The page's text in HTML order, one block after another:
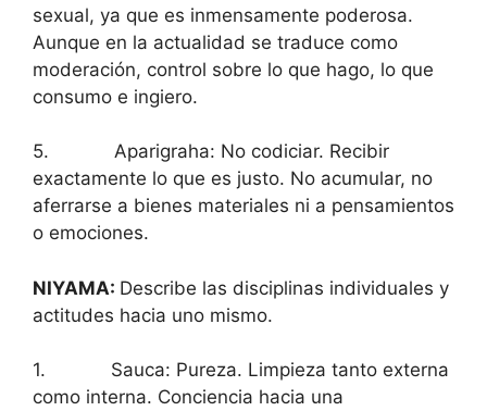
sexual, ya que es inmensamente poderosa.
Aunque en la actualidad se traduce como
moderación, control sobre lo que hago, lo que
consumo e ingiero.
5. Aparigraha: No codiciar. Recibir
exactamente lo que es justo. No acumular, no
aferrarse a bienes materiales ni a pensamientos
o emociones.
NIYAMA: Describe las disciplinas individuales y
actitudes hacia uno mismo.
1. Sauca: Pureza. Limpieza tanto externa
como interna. Conciencia hacia una